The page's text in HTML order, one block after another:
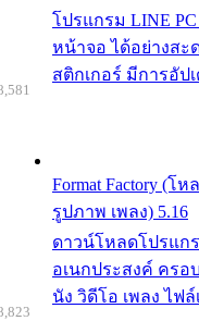
โปรแกรม LINE
หน้าจอ ได้อย่างสะ
สติกเกอร์ มีการอัป
Format Factory (โ
รูปภาพ เพลง) 5.16
ดาวน์โหลดโปรแกร
อเนกประสงค์ ครอ
นัง วิดีโอ เพลง ไฟ